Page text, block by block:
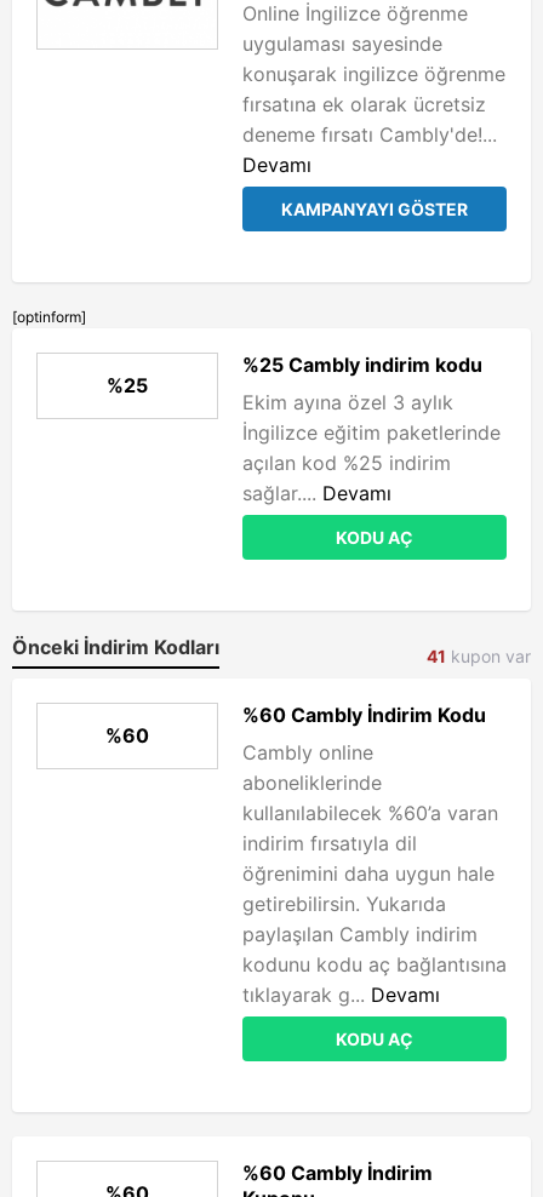
Online İngilizce öğrenme
uygulaması sayesinde
konuşarak ingilizce öğrenme
fırsatına ek olarak ücretsiz
deneme fırsatı Cambly'de!...
Devamı
KAMPANYAYI GÖSTER
[optinform]
%25
%25 Cambly indirim kodu
Ekim ayına özel 3 aylık
İngilizce eğitim paketlerinde
açılan kod %25 indirim
sağlar.... Devamı
KODU AÇ
Önceki İndirim Kodları 41 kupon var
%60
%60 Cambly İndirim Kodu
Cambly online
aboneliklerinde
kullanılabilecek %60’a varan
indirim fırsatıyla dil
öğrenimini daha uygun hale
getirebilirsin. Yukarıda
paylaşılan Cambly indirim
kodunu kodu aç bağlantısına
tıklayarak g... Devamı
KODU AÇ
%60 Cambly İndirim